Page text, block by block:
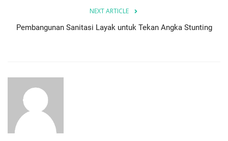
NEXT ARTICLE
Pembangunan Sanitasi Layak untuk Tekan Angka Stunting